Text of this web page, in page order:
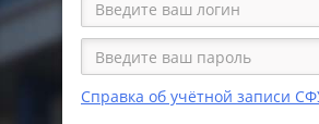
Справка об учётной записи